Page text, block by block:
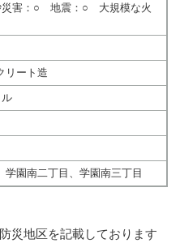
害：○ 地震：○ 大規模な火
リート造
学園南二丁目、学園南三丁目
災地区を記載しております